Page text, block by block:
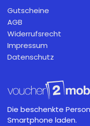
Gutscheine
AGB
Widerrufsrecht
Impressum
Datenschutz
Die beschenkte
Smartphone laden.